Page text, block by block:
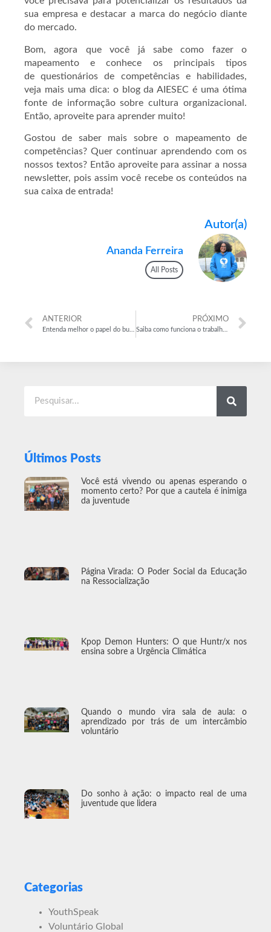
sua empresa e destacar a marca do negócio diante
do mercado.
Bom, agora que você já sabe como fazer o
mapeamento e conhece os principais tipos
de questionários de competências e habilidades,
veja mais uma dica: o blog da AIESEC é uma ótima
fonte de informação sobre cultura organizacional.
Então, aproveite para aprender muito!
Gostou de saber mais sobre o mapeamento de
competências? Quer continuar aprendendo com os
nossos textos? Então aproveite para assinar a nossa
newsletter, pois assim você recebe os conteúdos na
sua caixa de entrada!
Autor(a)
Ananda Ferreira
All Posts
ANTERIOR
Entenda melhor o papel do business partner
PRÓXIMO
Saiba como funciona o trabalho voluntário no Brasil
Últimos Posts
Você está vivendo ou apenas esperando o
momento certo? Por que a cautela é inimiga
da juventude
Página Virada: O Poder Social da Educação
na Ressocialização
Kpop Demon Hunters: O que Huntr/x nos
ensina sobre a Urgência Climática
Quando o mundo vira sala de aula: o
aprendizado por trás de um intercâmbio
voluntário
Do sonho à ação: o impacto real de uma
juventude que lidera
Categorias
YouthSpeak
Voluntário Global